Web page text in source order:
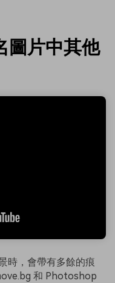
圖片中其他
時，會帶有多餘的痕
和 Photoshop